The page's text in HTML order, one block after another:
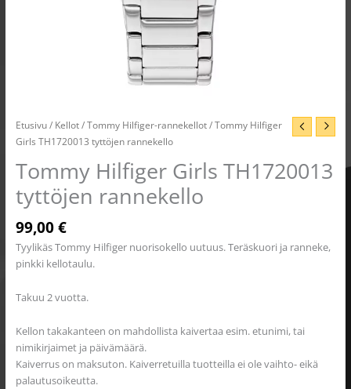
Etusivu/ Kellot/Tommy Hilfiger-rannekellot/ Tommy Hilfiger
Girls TH1720013 tyttöjen rannekello
Tommy Hilfiger Girls TH1720013
tyttöjen rannekello
99,00€
Tyylikäs Tommy Hilfiger nuorisokello uutuus. Teräskuori ja ranneke,
pinkki kellotaulu.
Takuu 2 vuotta.
Kellon takakanteen on mahdollista kaivertaa esim. etunimi, tai
nimikirjaimet ja päivämäärä.
Kaiverrus on maksuton. Kaiverretuilla tuotteilla ei ole vaihto- eikä
palautusoikeutta.